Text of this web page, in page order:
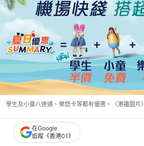
學生及小童八達通、樂悠卡等都有優惠。（港鐵圖片）
在Google
追蹤《香港01》